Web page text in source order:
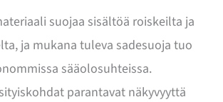
suojaa sisältöä roiskeilta ja
ja mukana tuleva sadesuoja tuo
sääolosuhteissa.
parantavat näkyvyyttä